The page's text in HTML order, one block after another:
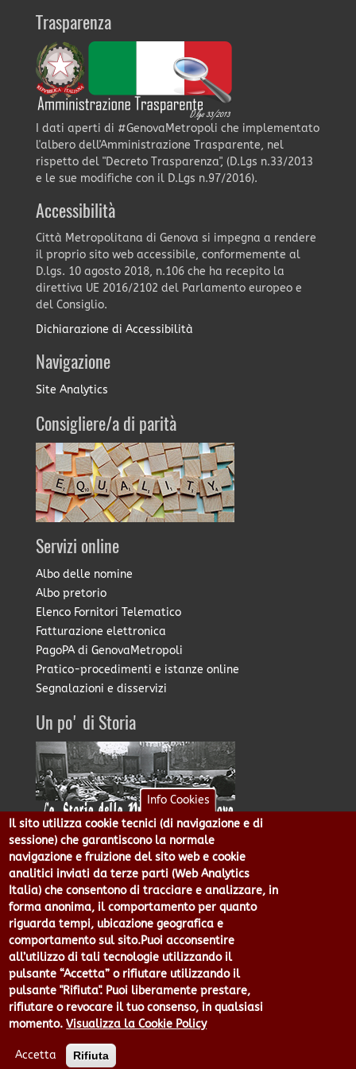
Trasparenza
I dati aperti di #GenovaMetropoli che implementato
l'albero dell'Amministrazione Trasparente, nel
rispetto del "Decreto Trasparenza", (D.Lgs n.33/2013
e le sue modifiche con il D.Lgs n.97/2016).
Accessibilità
Città Metropolitana di Genova si impegna a rendere
il proprio sito web accessibile, conformemente al
D.lgs. 10 agosto 2018, n.106 che ha recepito la
direttiva UE 2016/2102 del Parlamento europeo e
del Consiglio.
Dichiarazione di Accessibilità
Navigazione
Site Analytics
Consigliere/a di parità
Servizi online
Albo delle nomine
Albo pretorio
Elenco Fornitori Telematico
Fatturazione elettronica
PagoPA di GenovaMetropoli
Pratico-procedimenti e istanze online
Segnalazioni e disservizi
Un po' di Storia
La storia dell'Ente Provincia di Genova, inizia più di
145 anni fa. Scopri le notizie storiche, l'evoluzione
dei confini e i rappresentanti politici che si sono
succeduti.
Whistleblowing
Le informazioni su come si possono segnalare
eventuali illeciti ed episodi di illegalità relativi al
nostro Ente.
PNRR per GenovaMetropoli
Info Cookies
Il sito utilizza cookie tecnici (di navigazione e di
sessione) che garantiscono la normale
navigazione e fruizione del sito web e cookie
analitici inviati da terze parti (Web Analytics
Italia) che consentono di tracciare e analizzare, in
forma anonima, il comportamento per quanto
riguarda tempi, ubicazione geografica e
comportamento sul sito.Puoi acconsentire
all’utilizzo di tali tecnologie utilizzando il
pulsante “Accetta” o rifiutare utilizzando il
pulsante "Rifiuta". Puoi liberamente prestare,
rifiutare o revocare il tuo consenso, in qualsiasi
momento. Visualizza la Cookie Policy
Accetta Rifiuta